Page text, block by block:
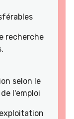
recherche
selon le
l'emploi